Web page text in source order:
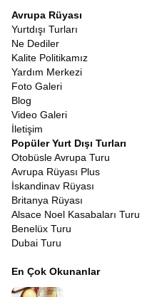
Avrupa Rüyası
Yurtdışı Turları
Ne Dediler
Kalite Politikamız
Yardım Merkezi
Foto Galeri
Blog
Video Galeri
İletişim
Popüler Yurt Dışı Turları
Otobüsle Avrupa Turu
Avrupa Rüyası Plus
İskandinav Rüyası
Britanya Rüyası
Alsace Noel Kasabaları Turu
Benelüx Turu
Dubai Turu
En Çok Okunanlar